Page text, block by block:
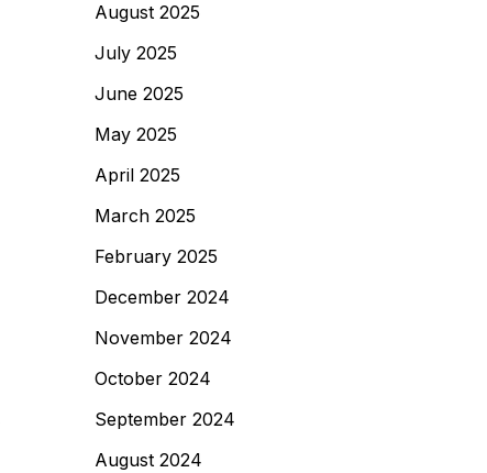
August 2025
July 2025
June 2025
May 2025
April 2025
March 2025
February 2025
December 2024
November 2024
October 2024
September 2024
August 2024